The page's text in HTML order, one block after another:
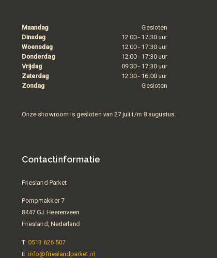
Maandag
Gesloten
Dinsdag
12:00 - 17:30 uur
Woensdag
12:00 - 17:30 uur
Donderdag
12:00 - 17:30 uur
Vrijdag
09:30 - 17:30 uur
Zaterdag
12:30 - 16:00 uur
Zondag
Gesloten
Onze showroom is gesloten van 27 juli t/m 8 augustus.
Contactinformatie
Friesland Parket
Pompmakker 7
8447 GJ Heerenveen
Friesland, Nederland
T:0513 626 507
E:info@frieslandparket.nl